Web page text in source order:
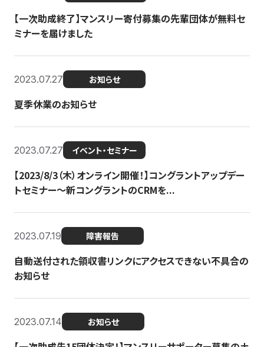
【一次助成終了】マンスリー寄付募集の先輩団体が無料セ
ミナーを届けました
2023.07.27 お知らせ
夏季休業のお知らせ
2023.07.27 イベント・セミナー
【2023/8/3（木）オンライン開催！】コングラントアップデー
トセミナー〜新コングラントのCRMを...
2023.07.19 障害報告
自動送付された領収書リンクにアクセスできない不具合の
お知らせ
2023.07.14 お知らせ